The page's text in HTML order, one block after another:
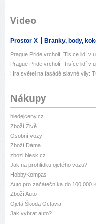
Video
Prostor X Branky, body,
Prague Pride vrcholí: Tisíce lidí v
Prague Pride vrcholí: Tisíce lidí v
Hra světel na fasádě slavné vily:
Nákupy
hledejceny.cz
Zboží Živě
Osobní vozy
Zboží Dáma
zbozi.blesk.cz
Jak na prohlídku ojetého vozu?
HobbyKompas
Auto pro začátečníka do 100 000
Zboží Auto
Ojetá Škoda Octavia
Jak vybrat auto?